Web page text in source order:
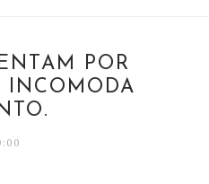
POR
INCOMODA